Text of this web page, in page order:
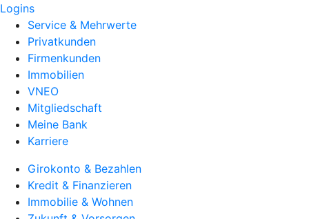
Logins
Service & Mehrwerte
Privatkunden
Firmenkunden
Immobilien
VNEO
Mitgliedschaft
Meine Bank
Karriere
Girokonto & Bezahlen
Kredit & Finanzieren
Immobilie & Wohnen